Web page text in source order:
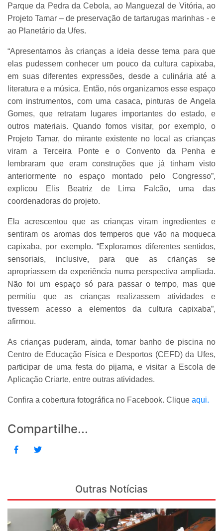
Parque da Pedra da Cebola, ao Manguezal de Vitória, ao
Projeto Tamar – de preservação de tartarugas marinhas - e
ao Planetário da Ufes.
“Apresentamos às crianças a ideia desse tema para que
elas pudessem conhecer um pouco da cultura capixaba,
em suas diferentes expressões, desde a culinária até a
literatura e a música. Então, nós organizamos esse espaço
com instrumentos, com uma casaca, pinturas de Angela
Gomes, que retratam lugares importantes do estado, e
outros materiais. Quando fomos visitar, por exemplo, o
Projeto Tamar, do mirante existente no local as crianças
viram a Terceira Ponte e o Convento da Penha e
lembraram que eram construções que já tinham visto
anteriormente no espaço montado pelo Congresso”,
explicou Elis Beatriz de Lima Falcão, uma das
coordenadoras do projeto.
Ela acrescentou que as crianças viram ingredientes e
sentiram os aromas dos temperos que vão na moqueca
capixaba, por exemplo. “Exploramos diferentes sentidos,
sensoriais, inclusive, para que as crianças se
apropriassem da experiência numa perspectiva ampliada.
Não foi um espaço só para passar o tempo, mas que
permitiu que as crianças realizassem atividades e
tivessem acesso a elementos da cultura capixaba”,
afirmou.
As crianças puderam, ainda, tomar banho de piscina no
Centro de Educação Física e Desportos (CEFD) da Ufes,
participar de uma festa do pijama, e visitar a Escola de
Aplicação Criarte, entre outras atividades.
Confira a cobertura fotográfica no Facebook. Clique aqui.
Compartilhe...
Outras Notícias